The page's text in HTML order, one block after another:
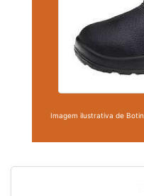
Imagem ilustrativa de